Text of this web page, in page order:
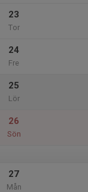
23
Tor
24
Fre
25
Lör
26
Sön
27
Mån